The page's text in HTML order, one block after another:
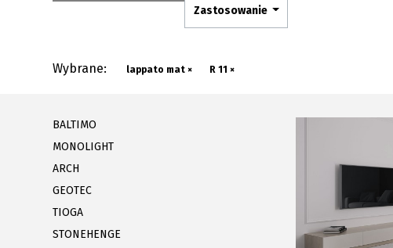
Zastosowanie
Wybrane: lappato mat × R 11 ×
BALTIMO
MONOLIGHT
ARCH
GEOTEC
TIOGA
STONEHENGE